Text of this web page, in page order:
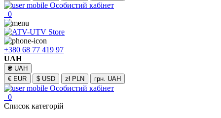
Особистий кабінет
0
+380 68 77 419 97
UAH
₴ UAH
€ EUR $ USD zł PLN грн. UAH
Особистий кабінет
0
Список категорій